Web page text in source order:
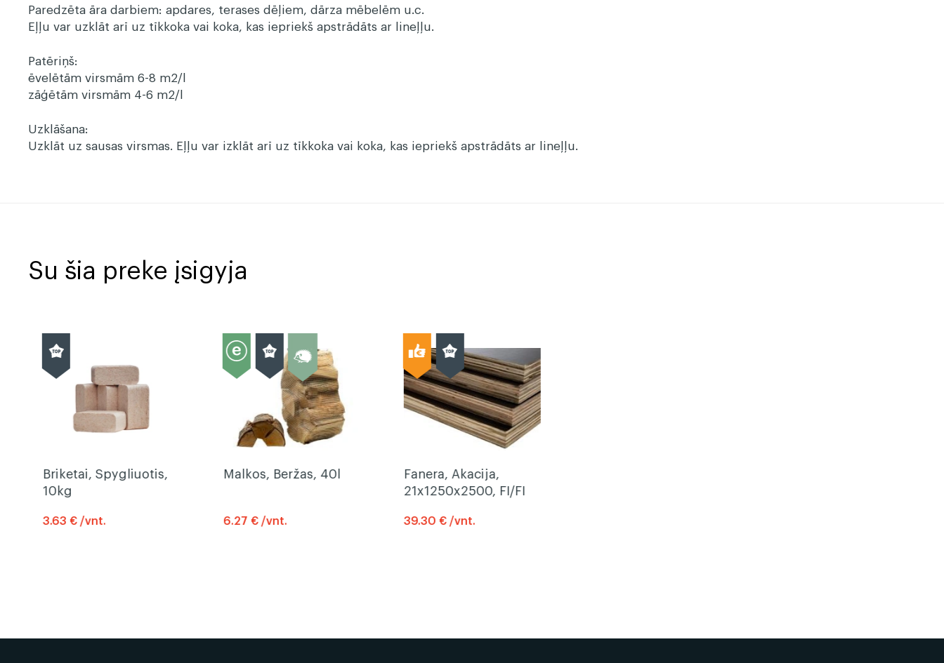
Paredzēta āra darbiem: apdares, terases dēļiem, dārza mēbelēm u.c.
Eļļu var uzklāt arī uz tīkkoka vai koka, kas iepriekš apstrādāts ar lineļļu.
Patēriņš:
ēvelētām virsmām 6-8 m2/l
zāģētām virsmām 4-6 m2/l
Uzklāšana:
Uzklāt uz sausas virsmas. Eļļu var izklāt arī uz tīkkoka vai koka, kas iepriekš apstrādāts ar lineļļu.
Su šia preke įsigyja
Briketai, Spygliuotis,
10kg
3.63 € /vnt.
Malkos, Beržas, 40l
6.27 € /vnt.
Fanera, Akacija,
21x1250x2500, FI/FI
39.30 € /vnt.